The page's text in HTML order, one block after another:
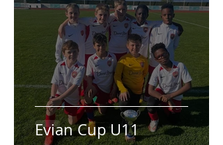
Evian Cup U11